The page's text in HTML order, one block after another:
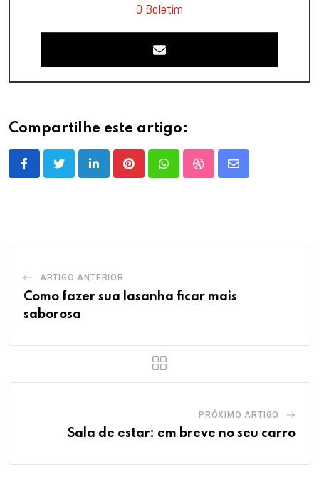
O Boletim
Compartilhe este artigo:
LinkedInPinterestWhatsappStumbleUpon
Share
ARTIGO ANTERIOR
Como fazer sua lasanha ficar mais
saborosa
PRÓXIMO ARTIGO
Sala de estar: em breve no seu carro